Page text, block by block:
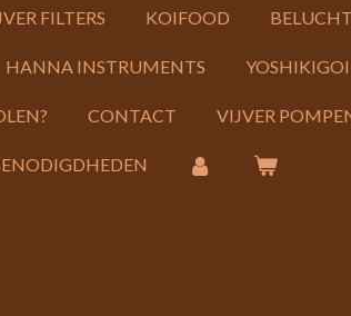
FILTERS KOIFOOD
HANNA INSTRUMENTS
CONTACT VIJVER